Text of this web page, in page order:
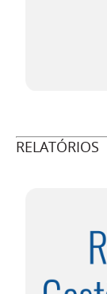
RELATÓRIOS